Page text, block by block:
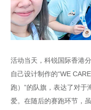
活动当天，科锐国际香港
自己设计制作的“WE
跑）”的队旗，表达了对
爱。在随后的赛跑环节，